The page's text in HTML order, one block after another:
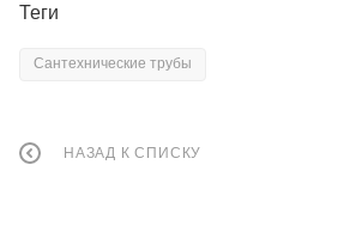
Теги
Сантехнические трубы
НАЗАД К СПИСКУ